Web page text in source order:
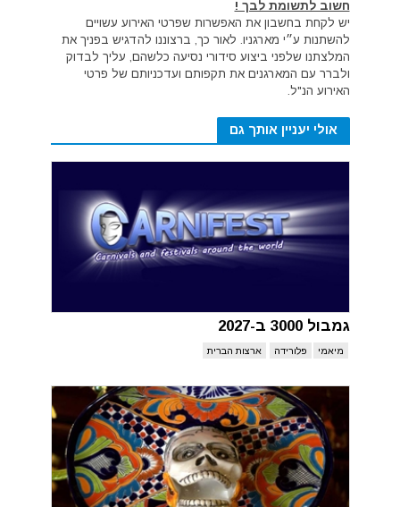
חשוב לתשומת לבך !
יש לקחת בחשבון את האפשרות שפרטי האירוע עשויים
להשתנות ע״י מארגניו. לאור כך, ברצוננו להדגיש בפניך את
המלצתנו שלפני ביצוע סידורי נסיעה כלשהם, עליך לבדוק
ולברר עם המארגנים את תקפותם ועדכניותם של פרטי
האירוע הנ"ל.
אולי יעניין אותך גם
גמבול 3000 ב-2027
מיאמי פלורידה ארצות הברית